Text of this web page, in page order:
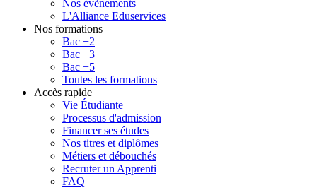
Nos évènements
L'Alliance Eduservices
Nos formations
Bac +2
Bac +3
Bac +5
Toutes les formations
Accès rapide
Vie Étudiante
Processus d'admission
Financer ses études
Nos titres et diplômes
Métiers et débouchés
Recruter un Apprenti
FAQ